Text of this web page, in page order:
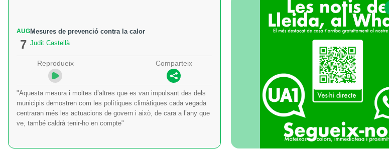
AUG
7
Mesures de prevenció contra la calor
Judit Castellà
Reprodueix Comparteix
"Aquesta mesura i moltes d’altres que es van impulsant des dels
municipis demostren com les polítiques climàtiques cada vegada
centraran més les actuacions de govern i això, de cara a l’any que
ve, també caldrà tenir-ho en compte"